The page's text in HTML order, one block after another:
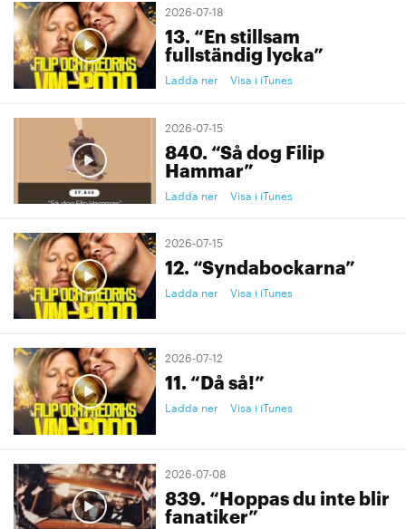
2026-07-18
13. “En stillsam
fullständig lycka”
Ladda ner Visa i iTunes
2026-07-15
840. “Så dog Filip
Hammar”
Ladda ner Visa i iTunes
2026-07-15
12. “Syndabockarna”
Ladda ner Visa i iTunes
2026-07-12
11. “Då så!”
Ladda ner Visa i iTunes
2026-07-08
839. “Hoppas du inte blir
fanatiker”